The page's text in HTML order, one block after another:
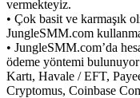
vermekteyiz.
• Çok basit ve karmaşık
JungleSMM.com
• JungleSMM.com’da
ödeme yöntemi
Kartı, Havale / EFT,
Cryptomus, Coinbase